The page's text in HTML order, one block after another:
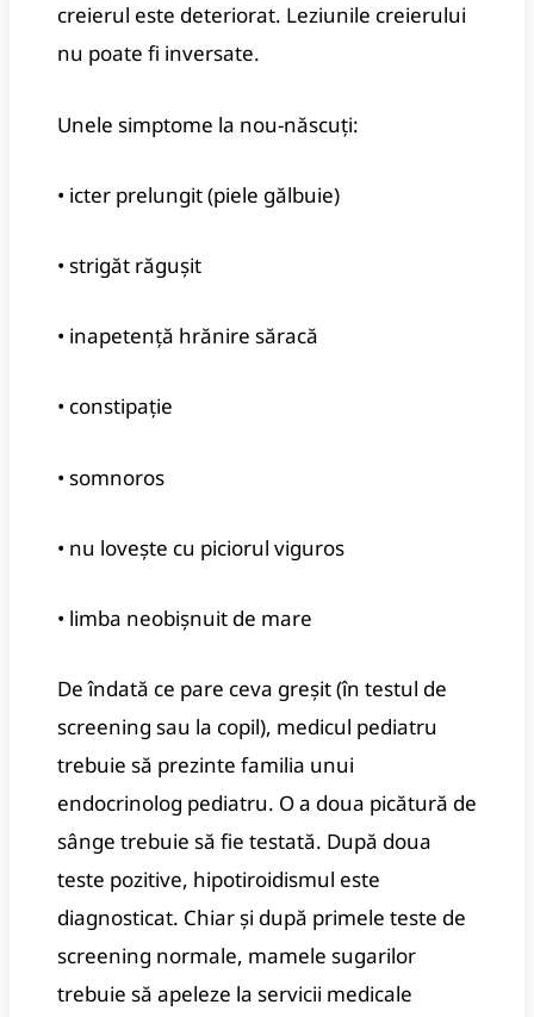
creierul este deteriorat. Leziunile creierului
nu poate fi inversate.
Unele simptome la nou-născuți:
• icter prelungit (piele gălbuie)
• strigăt răgușit
• inapetență hrănire săracă
• constipație
• somnoros
• nu lovește cu piciorul viguros
• limba neobișnuit de mare
De îndată ce pare ceva greșit (în testul de
screening sau la copil), medicul pediatru
trebuie să prezinte familia unui
endocrinolog pediatru. O a doua picătură de
sânge trebuie să fie testată. După doua
teste pozitive, hipotiroidismul este
diagnosticat. Chiar și după primele teste de
screening normale, mamele sugarilor
trebuie să apeleze la servicii medicale